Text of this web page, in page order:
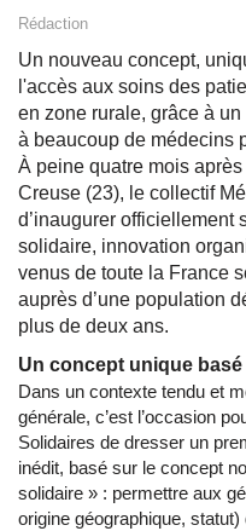
Rédaction
Un nouveau concept,
l'accès aux soins des
en zone rurale, grâce à
à beaucoup de médecins
À peine quatre mois
Creuse (23), le collectif
d’inaugurer officiellement
solidaire, innovation
venus de toute la France
auprès d’une population
plus de deux ans.
Un concept unique
Dans un contexte tendu et
générale, c’est l’occasion
Solidaires de dresser un
inédit, basé sur le concept
solidaire » : permettre aux
origine géographique,